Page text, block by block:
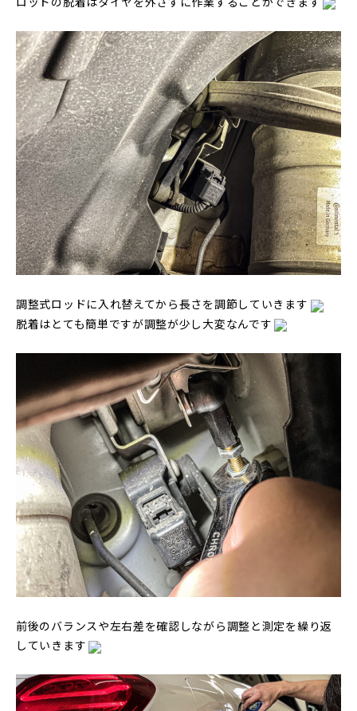
調整式ロッドに入れ替えてから長さを調節していきます
脱着はとても簡単ですが調整が少し大変なんです
前後のバランスや左右差を確認しながら調整と測定を繰り返
していきます